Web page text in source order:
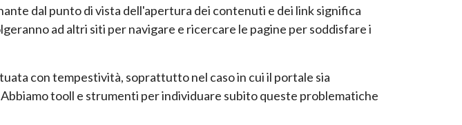
dal punto di vista dell'apertura dei contenuti e dei link significa
ad altri siti per navigare e ricercare le pagine per soddisfare i
con tempestività, soprattutto nel caso in cui il portale sia
tooll e strumenti per individuare subito queste problematiche